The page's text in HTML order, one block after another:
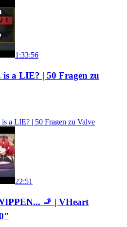
1:33:56
a LIE? | 50 Fragen zu
a LIE? | 50 Fragen zu Valve
22:51
🚬 | VHeart